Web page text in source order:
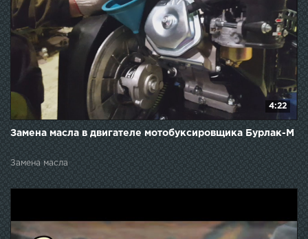
4:22
Замена масла в двигателе мотобуксировщика Бурлак-М
Замена масла